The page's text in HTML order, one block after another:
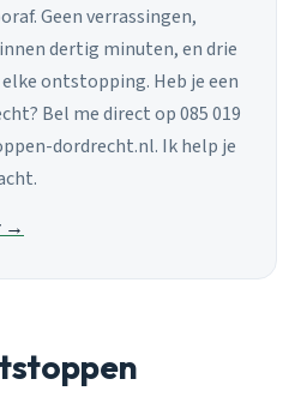
Geen verrassingen,
dertig minuten, en drie
ontstopping. Heb je een
Bel me direct op 085 019
dordrecht.nl. Ik help je
→